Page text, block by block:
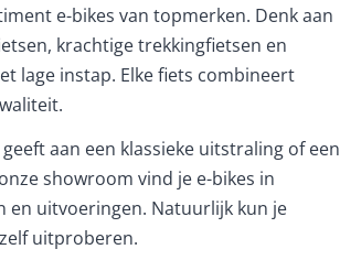
e-bikes van topmerken. Denk aan
krachtige trekkingfietsen en
lage instap. Elke fiets combineert
aan een klassieke uitstraling of een
showroom vind je e-bikes in
en uitvoeringen. Natuurlijk kun je
uitproberen.